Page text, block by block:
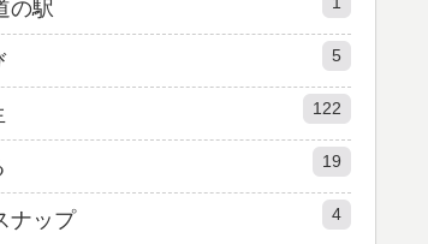
の駅
5
122
19
ナップ 4